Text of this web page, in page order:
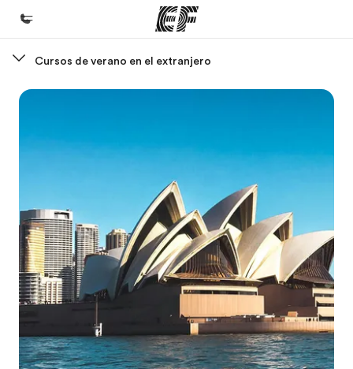
Bienvenido a EF
Encuentra una oficina
Sobre nosotros
Quiénes somos
Trabajos
Cursos de verano en el extranjero